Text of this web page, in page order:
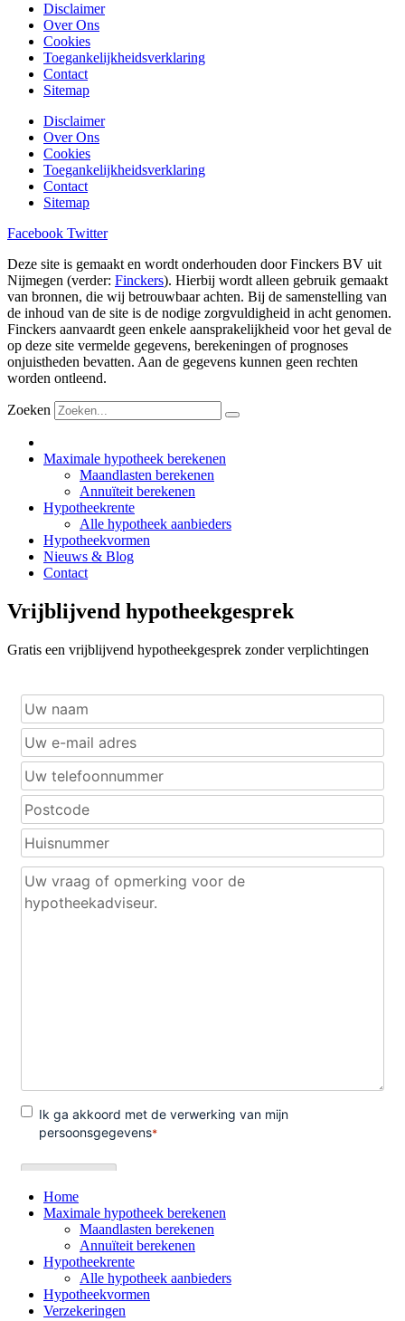
Disclaimer
Over Ons
Cookies
Toegankelijkheidsverklaring
Contact
Sitemap
Disclaimer
Over Ons
Cookies
Toegankelijkheidsverklaring
Contact
Sitemap
Facebook Twitter
Deze site is gemaakt en wordt onderhouden door Finckers BV uit
Nijmegen (verder: Finckers). Hierbij wordt alleen gebruik gemaakt
van bronnen, die wij betrouwbaar achten. Bij de samenstelling van
de inhoud van de site is de nodige zorgvuldigheid in acht genomen.
Finckers aanvaardt geen enkele aansprakelijkheid voor het geval de
op deze site vermelde gegevens, berekeningen of prognoses
onjuistheden bevatten. Aan de gegevens kunnen geen rechten
worden ontleend.
Zoeken
Maximale hypotheek berekenen
Maandlasten berekenen
Annuïteit berekenen
Hypotheekrente
Alle hypotheek aanbieders
Hypotheekvormen
Nieuws & Blog
Contact
Vrijblijvend hypotheekgesprek
Gratis een vrijblijvend hypotheekgesprek zonder verplichtingen
Home
Maximale hypotheek berekenen
Maandlasten berekenen
Annuïteit berekenen
Hypotheekrente
Alle hypotheek aanbieders
Hypotheekvormen
Verzekeringen